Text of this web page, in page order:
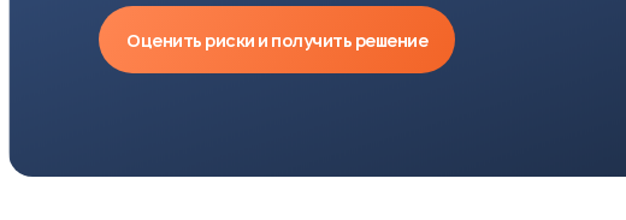
Оценить риски и получить решение